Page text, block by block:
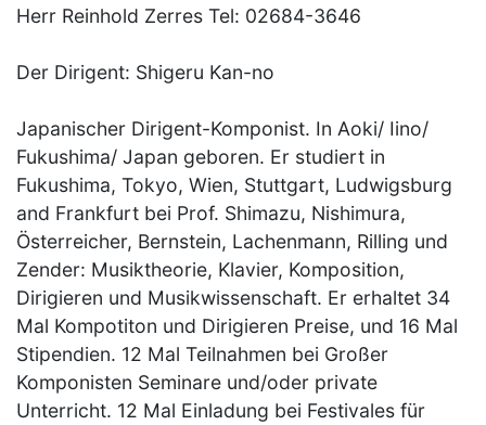
Herr Reinhold Zerres Tel: 02684-3646
Der Dirigent: Shigeru Kan-no
Japanischer Dirigent-Komponist. In Aoki/ Iino/
Fukushima/ Japan geboren. Er studiert in
Fukushima, Tokyo, Wien, Stuttgart, Ludwigsburg
and Frankfurt bei Prof. Shimazu, Nishimura,
Österreicher, Bernstein, Lachenmann, Rilling und
Zender: Musiktheorie, Klavier, Komposition,
Dirigieren und Musikwissenschaft. Er erhaltet 34
Mal Kompotiton und Dirigieren Preise, und 16 Mal
Stipendien. 12 Mal Teilnahmen bei Großer
Komponisten Seminare und/oder private
Unterricht. 12 Mal Einladung bei Festivales für